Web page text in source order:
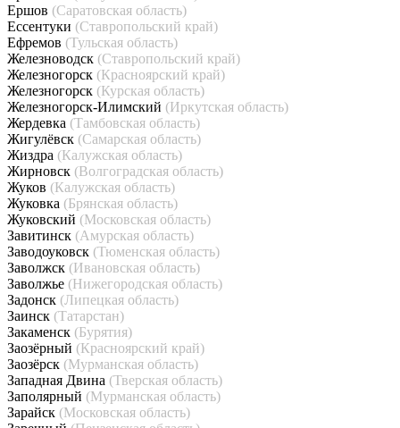
Ершов (Саратовская область)
Ессентуки (Ставропольский край)
Ефремов (Тульская область)
Железноводск (Ставропольский край)
Железногорск (Красноярский край)
Железногорск (Курская область)
Железногорск-Илимский (Иркутская область)
Жердевка (Тамбовская область)
Жигулёвск (Самарская область)
Жиздра (Калужская область)
Жирновск (Волгоградская область)
Жуков (Калужская область)
Жуковка (Брянская область)
Жуковский (Московская область)
Завитинск (Амурская область)
Заводоуковск (Тюменская область)
Заволжск (Ивановская область)
Заволжье (Нижегородская область)
Задонск (Липецкая область)
Заинск (Татарстан)
Закаменск (Бурятия)
Заозёрный (Красноярский край)
Заозёрск (Мурманская область)
Западная Двина (Тверская область)
Заполярный (Мурманская область)
Зарайск (Московская область)